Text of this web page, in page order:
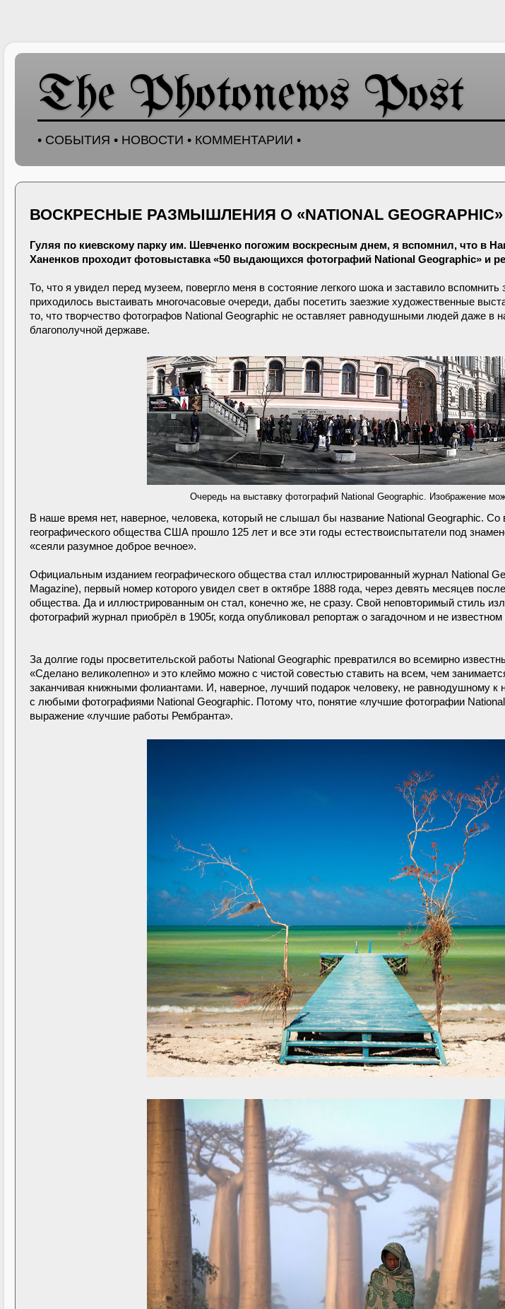
The Photonews Post
• СОБЫТИЯ • НОВОСТИ • КОММЕНТАРИИ •
ВОСКРЕСНЫЕ РАЗМЫШЛЕНИЯ О «NATIONAL GEOGRAPHIC»
Гуляя по киевскому парку им. Шевченко погожим воскресным днем, я вспомнил, что в
Ханенков проходит фотовыставка «50 выдающихся фотографий National Geographic» и
То, что я увидел перед музеем, повергло меня в состояние легкого шока и заставило
приходилось выстаивать многочасовые очереди, дабы посетить заезжие художественные
то, что творчество фотографов National Geographic не оставляет равнодушными людей даже в
благополучной державе.
Очередь на выставку фотографий National Geographic. Изображение
В наше время нет, наверное, человека, который не слышал бы название National Geographic. Со
географического общества США прошло 125 лет и все эти годы естествоиспытатели под
«сеяли разумное доброе вечное».
Официальным изданием географического общества стал иллюстрированный журнал National
Magazine), первый номер которого увидел свет в октябре 1888 года, через девять месяцев
общества. Да и иллюстрированным он стал, конечно же, не сразу. Свой неповторимый стиль
фотографий журнал приобрёл в 1905г, когда опубликовал репортаж о загадочном и не
За долгие годы просветительской работы National Geographic превратился во всемирно
«Сделано великолепно» и это клеймо можно с чистой совестью ставить на всем, чем
заканчивая книжными фолиантами. И, наверное, лучший подарок человеку, не равнодушному
с любыми фотографиями National Geographic. Потому что, понятие «лучшие фотографии
выражение «лучшие работы Рембранта».